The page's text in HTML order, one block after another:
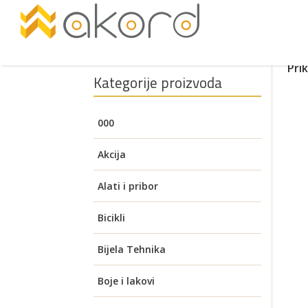
Kategorije proizvoda
000
Akcija
Alati i pribor
Akumulatorski alati
Aku brusilice
Brusilice za zid (Žirafa)
Aku bušilice i čekići
Auto oprema
Alati za visoki napon
Benzinski alati
Bicikli
Električni bicikli
Električni romobili
Bijela Tehnika
Grijača ladica
Boje i lakovi